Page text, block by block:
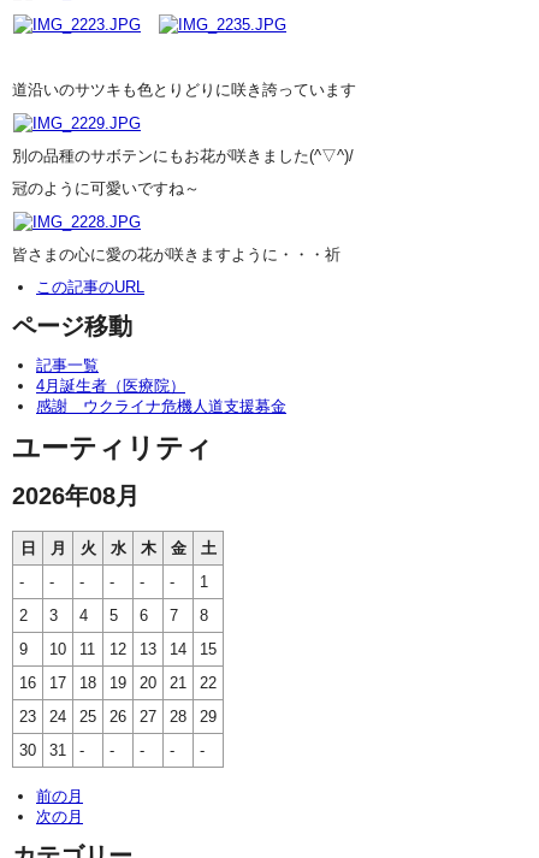
道沿いのサツキも色とりどりに咲き誇っています
別の品種のサボテンにもお花が咲きました(^▽^)/
冠のように可愛いですね～
皆さまの心に愛の花が咲きますように・・・祈
この記事のURL
ページ移動
記事一覧
4月誕生者（医療院）
感謝 ウクライナ危機人道支援募金
ユーティリティ
2026年08月
日 月 火 水 木 金
土
-
- - - - -
1
2
3 4 5 6 7
8
9
10 11 12 13 14
15
16
17 18 19 20 21
22
23
24 25 26 27 28
29
30
31 - - - - -
前の月
次の月